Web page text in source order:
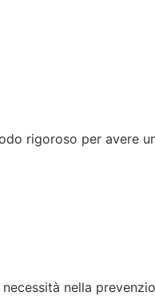
rigoroso per avere
nella